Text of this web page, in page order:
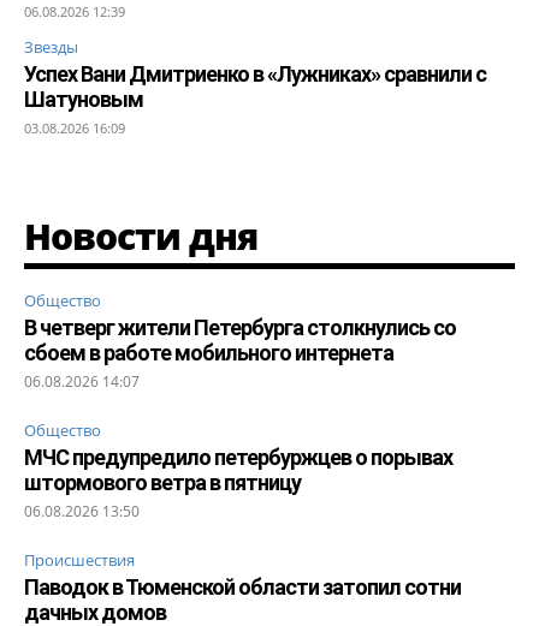
06.08.2026 12:39
Звезды
Успех Вани Дмитриенко в «Лужниках» сравнили с
Шатуновым
03.08.2026 16:09
Новости дня
Общество
В четверг жители Петербурга столкнулись со
сбоем в работе мобильного интернета
06.08.2026 14:07
Общество
МЧС предупредило петербуржцев о порывах
штормового ветра в пятницу
06.08.2026 13:50
Происшествия
Паводок в Тюменской области затопил сотни
дачных домов